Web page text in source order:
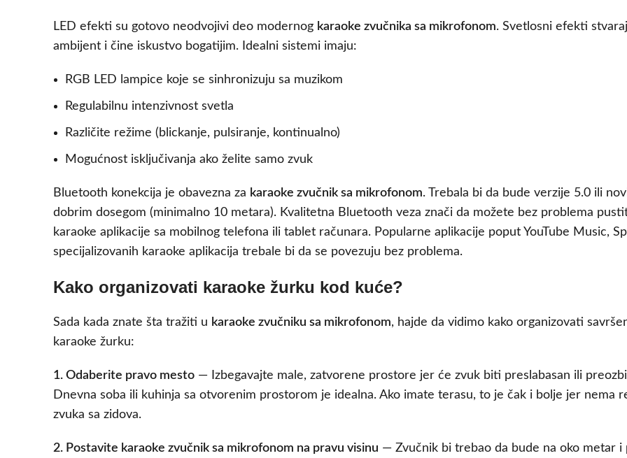
LED efekti su gotovo neodvojivi deo modernog karaoke zvučnika sa mikrofonom. Svetlosni efekti
ambijent i čine iskustvo bogatijim. Idealni sistemi imaju:
RGB LED lampice koje se sinhronizuju sa muzikom
Regulabilnu intenzivnost svetla
Različite režime (blickanje, pulsiranje, kontinualno)
Mogućnost isključivanja ako želite samo zvuk
Bluetooth konekcija je obavezna za karaoke zvučnik sa mikrofonom. Trebala bi da bude verzije 5.0 ili
dobrim dosegom (minimalno 10 metara). Kvalitetna Bluetooth veza znači da možete bez problema
karaoke aplikacije sa mobilnog telefona ili tablet računara. Popularne aplikacije poput YouTube Music,
specijalizovanih karaoke aplikacija trebale bi da se povezuju bez problema.
Kako organizovati karaoke žurku kod kuće?
Sada kada znate šta tražiti u karaoke zvučniku sa mikrofonom, hajde da vidimo kako organizovati
karaoke žurku:
1. Odaberite pravo mesto — Izbegavajte male, zatvorene prostore jer će zvuk biti preslabasan ili
Dnevna soba ili kuhinja sa otvorenim prostorom je idealna. Ako imate terasu, to je čak i bolje jer nema
zvuka sa zidova.
2. Postavite karaoke zvučnik sa mikrofonom na pravu visinu — Zvučnik bi trebao da bude na oko metar i